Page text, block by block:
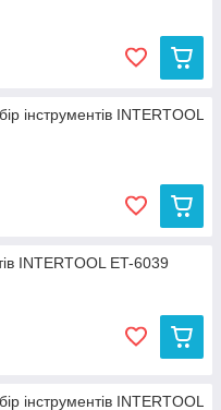
для ремонту вантажних
інструментів INTERTOOL
INTERTOOL ET-6039
інструментів INTERTOOL